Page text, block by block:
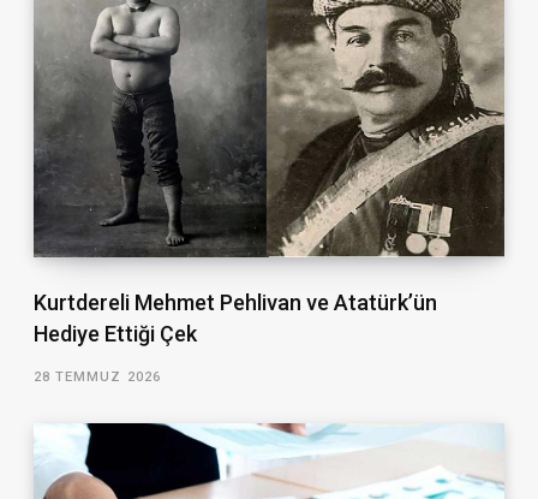
Kurtdereli Mehmet Pehlivan ve Atatürk’ün
Hediye Ettiği Çek
28 TEMMUZ 2026